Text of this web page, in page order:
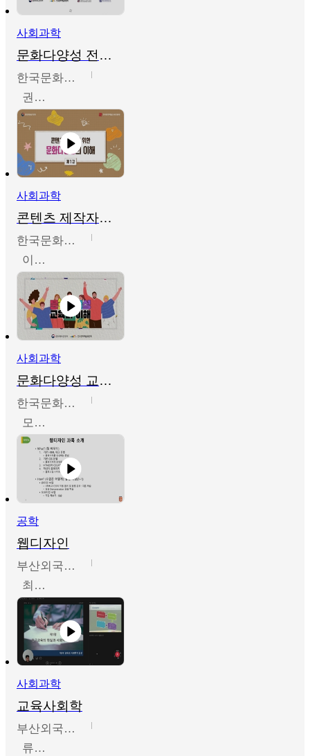
사회과학
문화다양성 전문인력 양성 기본과정 - 문화다양성의 이해
한국문화예술교육진흥원
권숙인 외 8명
사회과학
콘텐츠 제작자를 위한 문화다양성의 이해
한국문화예술교육진흥원
이성민
사회과학
문화다양성 교육의 이해
한국문화예술교육진흥원
모경환,성상환,정문성
공학
웹디자인
부산외국어대학교
최진오
사회과학
교육사회학
부산외국어대학교
류영철